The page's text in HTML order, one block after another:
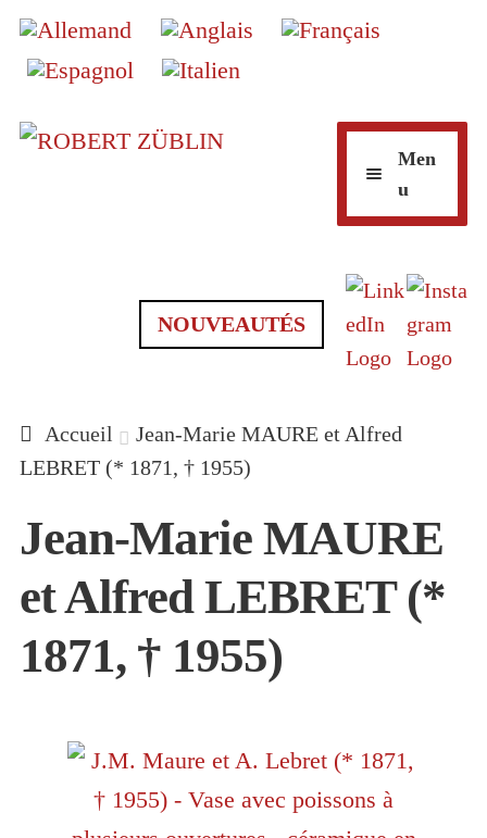
Aller
Aller
Men
u
KINTSUGI RÉPARATION 🇨🇭
NOUVEAUTÉS
Accueil
Jean-Marie MAURE et Alfred
LEBRET (* 1871, † 1955)
Jean-Marie MAURE
et Alfred LEBRET (*
1871, † 1955)